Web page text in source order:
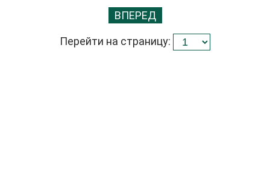
ВПЕРЕД
Перейти на страницу: